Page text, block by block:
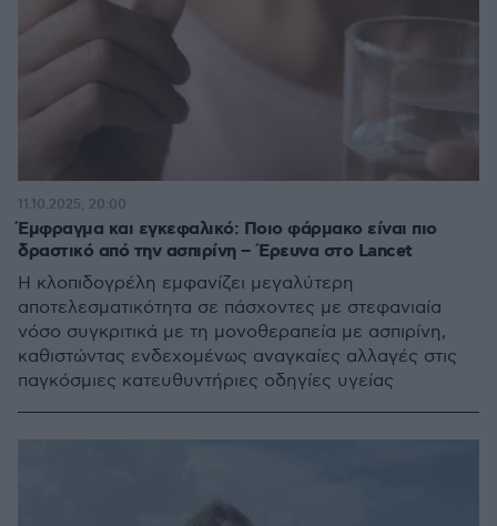
Έμφραγμα και εγκεφαλικό: Ποιο φάρμακο είναι πιο
δραστικό από την ασπιρίνη – Έρευνα στο Lancet
Η κλοπιδογρέλη εμφανίζει μεγαλύτερη
αποτελεσματικότητα σε πάσχοντες με στεφανιαία
νόσο συγκριτικά με τη μονοθεραπεία με ασπιρίνη,
καθιστώντας ενδεχομένως αναγκαίες αλλαγές στις
παγκόσμιες κατευθυντήριες οδηγίες υγείας
11.10.2025, 20:00